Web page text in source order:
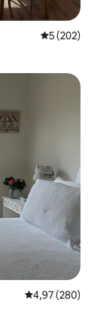
5 de uma
5 (202)
4,97 de uma
4,97 (280)